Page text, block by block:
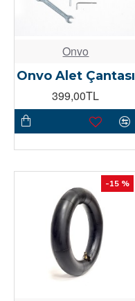
Onvo
Onvo Alet Çantası
399,00TL
-15 %